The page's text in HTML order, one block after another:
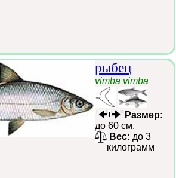
рыбец
vimba vimba
Размер:
до 60 см.
Вес: до 3
килограмм